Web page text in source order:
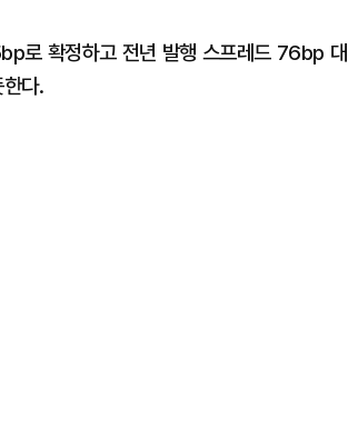
로 확정하고 전년 발행 스프레드 76bp 대
다.